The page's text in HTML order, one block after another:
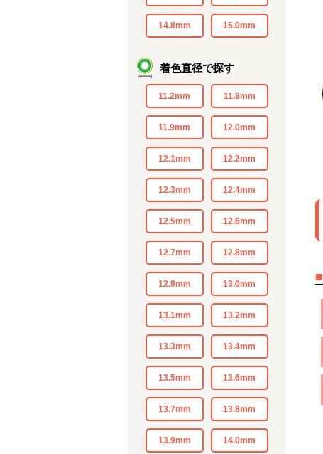
14.8mm 15.0mm
着色直径で探す
11.2mm 11.8mm
11.9mm 12.0mm
12.1mm 12.2mm
12.3mm 12.4mm
12.5mm 12.6mm
12.7mm 12.8mm
12.9mm 13.0mm
13.1mm 13.2mm
13.3mm 13.4mm
13.5mm 13.6mm
13.7mm 13.8mm
13.9mm 14.0mm